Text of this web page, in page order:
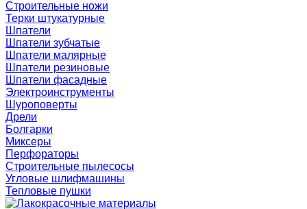
Строительные ножи
Терки штукатурные
Шпатели
Шпатели зубчатые
Шпатели малярные
Шпатели резиновые
Шпатели фасадные
Электроинструменты
Шуроповерты
Дрели
Болгарки
Миксеры
Перфораторы
Строительные пылесосы
Угловые шлифмашины
Тепловые пушки